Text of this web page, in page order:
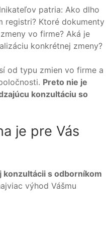
patria: Ako dlho
registri? Ktoré dokumenty
vo firme? Aká je
konkrétnej zmeny?
od typu zmien vo firme a
Preto nie je
konzultáciu so
je pre Vás
konzultácii s odborníkom
výhod Vášmu